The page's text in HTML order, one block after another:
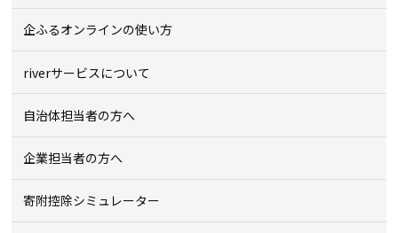
企ふるオンラインの使い方
riverサービスについて
自治体担当者の方へ
企業担当者の方へ
寄附控除シミュレーター